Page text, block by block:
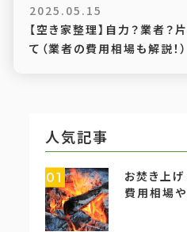
2025.05.15
【空き家整理】自力？業者
て（業者の費用相場も解説！）
人気記事
01
お焚き上げ
費用相場